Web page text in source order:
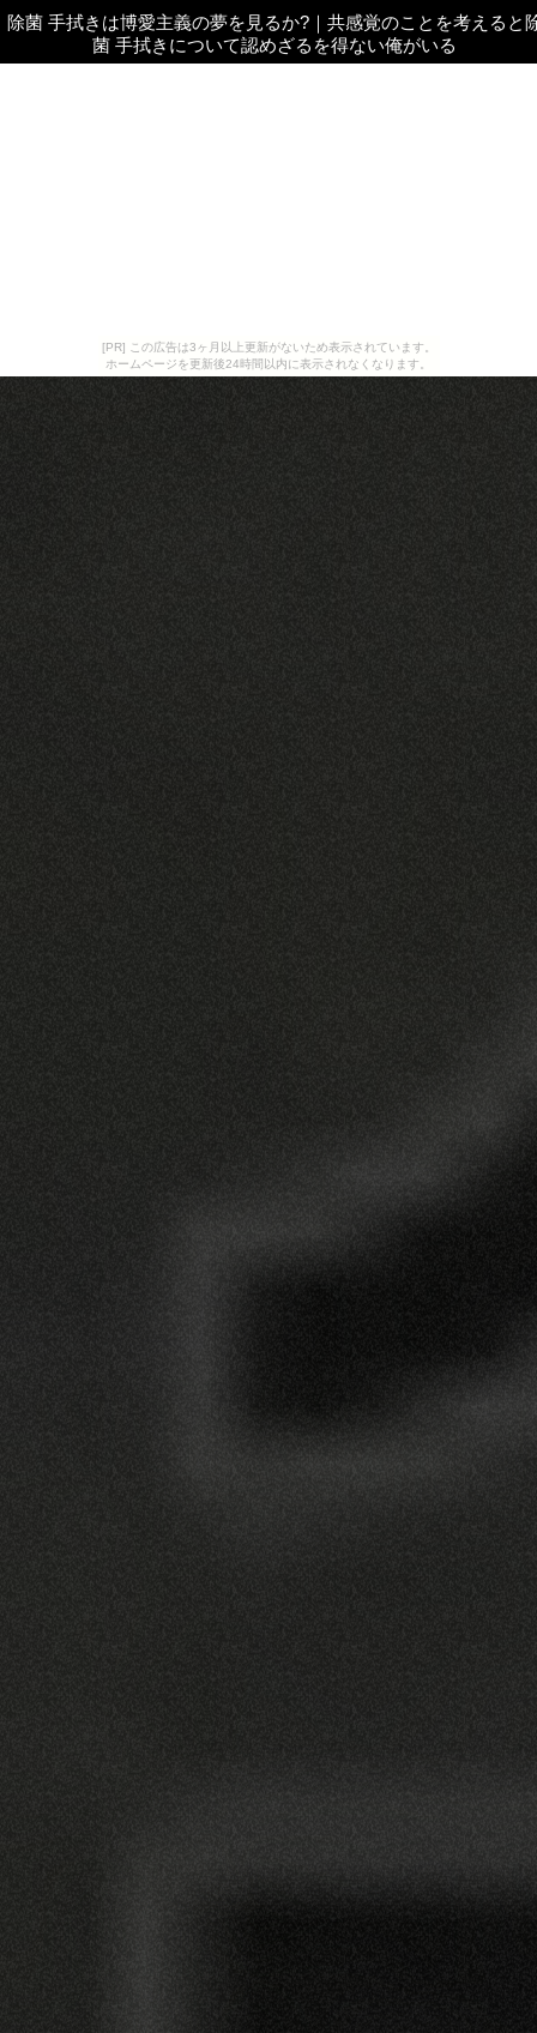
[PR] この広告は3ヶ月以上更新がないため表示されています。
ホームページを更新後24時間以内に表示されなくなります。
除菌 手拭きは博愛主義の夢を見るか?｜ 共感覚のことを考えると
菌 手拭きについて認めざるを得ない俺がいる